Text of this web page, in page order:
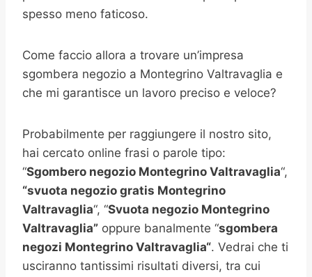
spesso meno faticoso.
Come faccio allora a trovare un’impresa
sgombera negozio a Montegrino Valtravaglia e
che mi garantisce un lavoro preciso e veloce?
Probabilmente per raggiungere il nostro sito,
hai cercato online frasi o parole tipo:
“Sgombero negozio Montegrino Valtravaglia“,
“svuota negozio gratis Montegrino
Valtravaglia“, “Svuota negozio Montegrino
Valtravaglia” oppure banalmente “sgombera
negozi Montegrino Valtravaglia“. Vedrai che ti
usciranno tantissimi risultati diversi, tra cui